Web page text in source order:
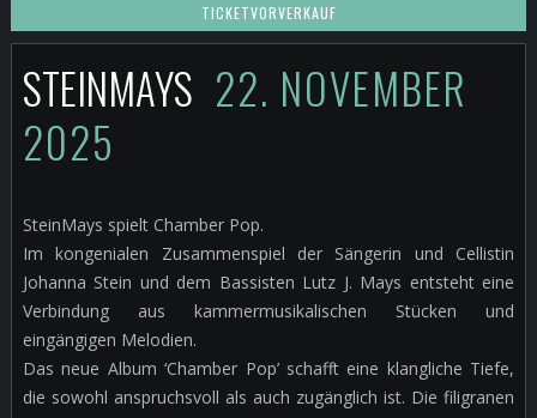
TICKETVORVERKAUF
STEINMAYS 22. NOVEMBER
2025
SteinMays spielt Chamber Pop.
Im kongenialen Zusammenspiel der Sängerin und Cellistin
Johanna Stein und dem Bassisten Lutz J. Mays entsteht eine
Verbindung aus kammermusikalischen Stücken und
eingängigen Melodien.
Das neue Album ‘Chamber Pop’ schafft eine klangliche Tiefe,
die sowohl anspruchsvoll als auch zugänglich ist. Die filigranen